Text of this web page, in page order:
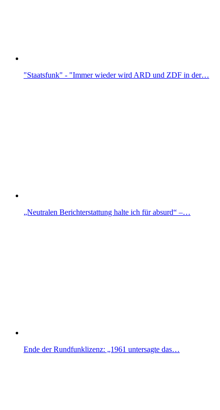
"Staatsfunk" - "Immer wieder wird ARD und ZDF in der…
„Neutralen Berichterstattung halte ich für absurd“ –…
Ende der Rundfunklizenz: „1961 untersagte das…